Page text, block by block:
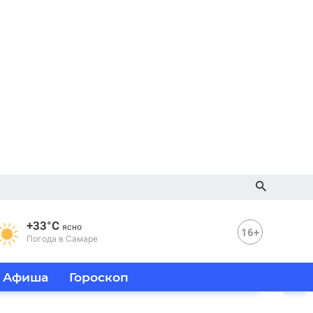
+33°C ясно
Погода в Самаре
16+
Афиша Гороскоп